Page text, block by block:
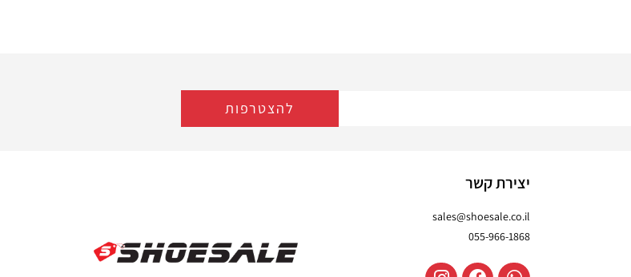
להצטרפות
יצירת קשר
sales@shoesale.co.il
055-966-1868